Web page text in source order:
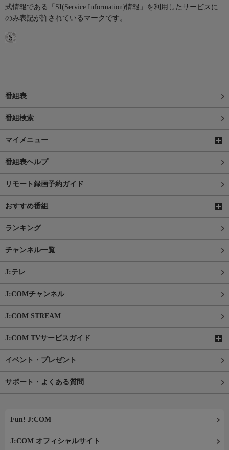
式情報である「SI(Service Information)情報」を利用したサービスに
のみ表記が許されているマークです。
番組表
番組検索
マイメニュー
番組表ヘルプ
リモート録画予約ガイド
おすすめ番組
ランキング
チャンネル一覧
J:テレ
J:COMチャンネル
J:COM STREAM
J:COM TVサービスガイド
イベント・プレゼント
サポート・よくある質問
Fun! J:COM
J:COM オフィシャルサイト